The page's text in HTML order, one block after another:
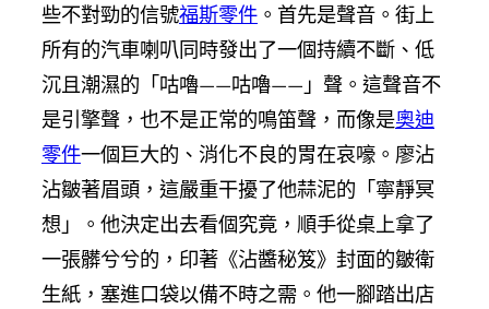
些不對勁的信號福斯零件 。首先是聲音。街上
所有的汽車喇叭同時發出了一個持續不斷、低
沉且潮濕的「咕嚕——咕嚕——」聲。這聲音不
是引擎聲，也不是正常的鳴笛聲，而像是奧迪
零件一個巨大的、消化不良的胃在哀嚎。廖沾
沾皺著眉頭，這嚴重干擾了他蒜泥的「寧靜冥
想」。他決定出去看個究竟，順手從桌上拿了
一張髒兮兮的，印著《沾醬秘笈》封面的皺衛
生紙，塞進口袋以備不時之需。他一腳踏出店